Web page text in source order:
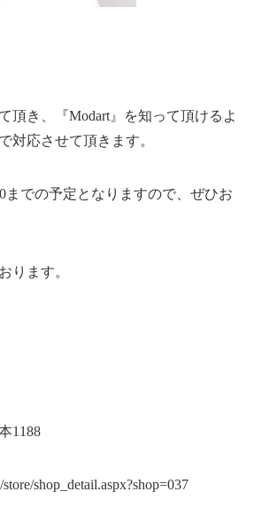
頂き、『Modart』を知って頂けるよ
対応させて頂きます。
までの予定となりますので、ぜひお
ります。
1188
shop_detail.aspx?shop=037